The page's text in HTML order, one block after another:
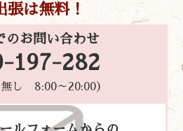
張は無料！
のお問い合わせ
197-282
無し 8:00～20:00）